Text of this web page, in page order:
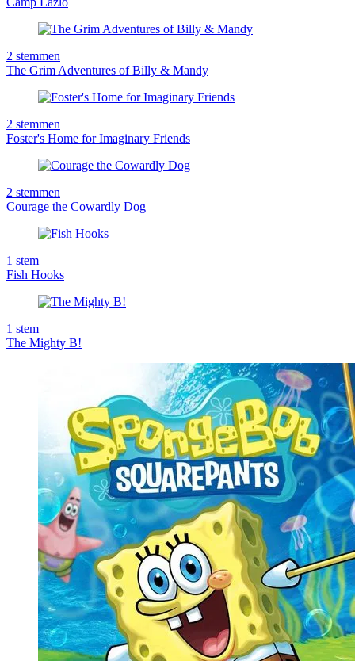
2 stemmen
The Grim Adventures of Billy & Mandy
2 stemmen
Foster's Home for Imaginary Friends
2 stemmen
Courage the Cowardly Dog
1 stem
Fish Hooks
1 stem
The Mighty B!